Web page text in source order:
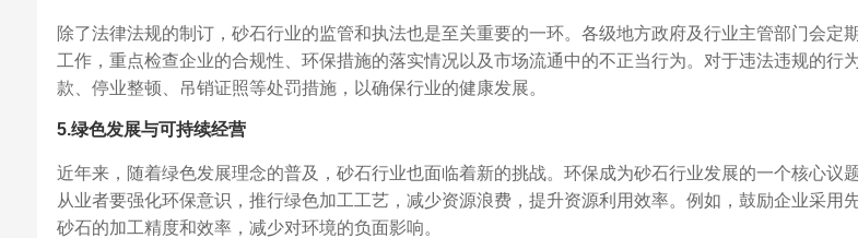
除了法律法规的制订，砂石行业的监管和执法也是至关重要的一环。各级地方政府及行业主管部门会定
工作，重点检查企业的合规性、环保措施的落实情况以及市场流通中的不正当行为。对于违法违规的行
款、停业整顿、吊销证照等处罚措施，以确保行业的健康发展。
5.绿色发展与可持续经营
近年来，随着绿色发展理念的普及，砂石行业也面临着新的挑战。环保成为砂石行业发展的一个核心议
从业者要强化环保意识，推行绿色加工工艺，减少资源浪费，提升资源利用效率。例如，鼓励企业采用
砂石的加工精度和效率，减少对环境的负面影响。